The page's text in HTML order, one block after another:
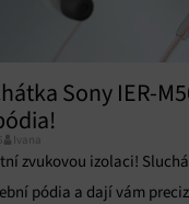
údajů z jiných
různých zařízení,
automaticky
předcházení a
chyb, Poskytování
a obsahu, Ukládání a
Sony IER-
Ivana
zvukovou izolaci!
pódia a dají vám